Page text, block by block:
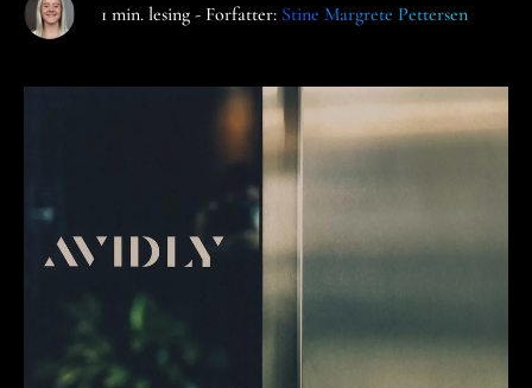
1 min. lesing - Forfatter: Stine Margrete Pettersen